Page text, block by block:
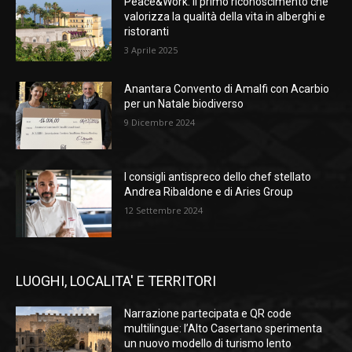
valorizza la qualità della vita in alberghi e
ristoranti
3 Aprile 2025
Anantara Convento di Amalfi con Acarbio
per un Natale biodiverso
9 Dicembre 2024
I consigli antispreco dello chef stellato
Andrea Ribaldone e di Aries Group
12 Settembre 2024
LUOGHI, LOCALITA' E TERRITORI
Narrazione partecipata e QR code
multilingue: l’Alto Casertano sperimenta
un nuovo modello di turismo lento